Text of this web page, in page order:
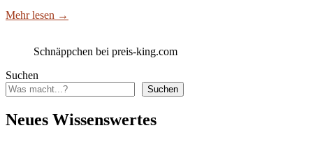
Mehr lesen →
Schnäppchen bei preis-king.com
Suchen
Suchen
Neues Wissenswertes